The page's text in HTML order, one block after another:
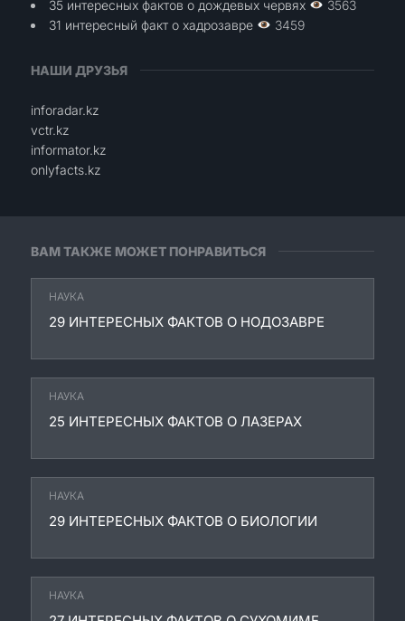
ВАМ ТАКЖЕ МОЖЕТ ПОНРАВИТЬСЯ
НАУКА
29 ИНТЕРЕСНЫХ ФАКТОВ О НОДОЗАВРЕ
НАУКА
25 ИНТЕРЕСНЫХ ФАКТОВ О ЛАЗЕРАХ
НАУКА
29 ИНТЕРЕСНЫХ ФАКТОВ О БИОЛОГИИ
НАУКА
35 интересных фактов о дождевых червях
3563
31 интересный факт о хадрозавре
3459
НАШИ ДРУЗЬЯ
inforadar.kz
vctr.kz
informator.kz
onlyfacts.kz